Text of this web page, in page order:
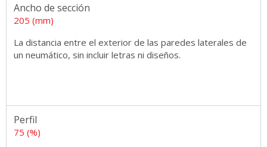
Medidas
Ancho de sección
205 (mm)
La distancia entre el exterior de las paredes laterales de
un neumático, sin incluir letras ni diseños.
Perfil
75 (%)